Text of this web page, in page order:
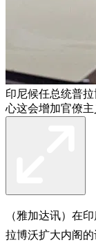
印尼候任总统普
心这会增加官僚主
（雅加达讯）在
拉博沃扩大内阁